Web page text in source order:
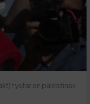
tystar en palestinsk